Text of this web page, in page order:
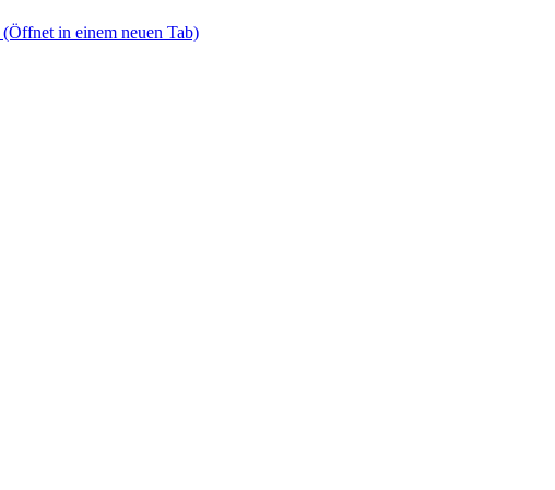
(Öffnet in einem neuen Tab)